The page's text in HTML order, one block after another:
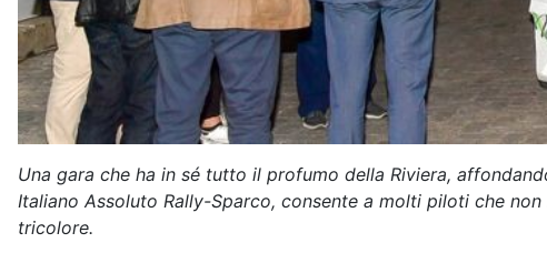
Una gara che ha in sé tutto il profumo della Riviera,
Italiano Assoluto Rally-Sparco, consente a molti piloti che
tricolore.